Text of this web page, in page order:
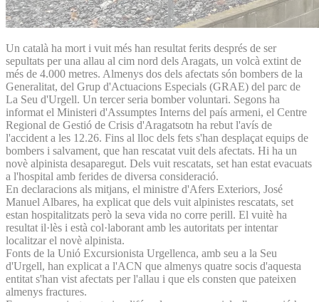
Un català ha mort i vuit més han resultat ferits després de ser
sepultats per una allau al cim nord dels Aragats, un volcà extint de
més de 4.000 metres. Almenys dos dels afectats són bombers de la
Generalitat, del Grup d'Actuacions Especials (GRAE) del parc de
La Seu d'Urgell. Un tercer seria bomber voluntari. Segons ha
informat el Ministeri d'Assumptes Interns del país armeni, el Centre
Regional de Gestió de Crisis d'Aragatsotn ha rebut l'avís de
l'accident a les 12.26. Fins al lloc dels fets s'han desplaçat equips de
bombers i salvament, que han rescatat vuit dels afectats. Hi ha un
novè alpinista desaparegut. Dels vuit rescatats, set han estat evacuats
a l'hospital amb ferides de diversa consideració.
En declaracions als mitjans, el ministre d'Afers Exteriors, José
Manuel Albares, ha explicat que dels vuit alpinistes rescatats, set
estan hospitalitzats però la seva vida no corre perill. El vuitè ha
resultat il·lès i està col·laborant amb les autoritats per intentar
localitzar el novè alpinista.
Fonts de la Unió Excursionista Urgellenca, amb seu a la Seu
d'Urgell, han explicat a l'ACN que almenys quatre socis d'aquesta
entitat s'han vist afectats per l'allau i que els consten que pateixen
almenys fractures.